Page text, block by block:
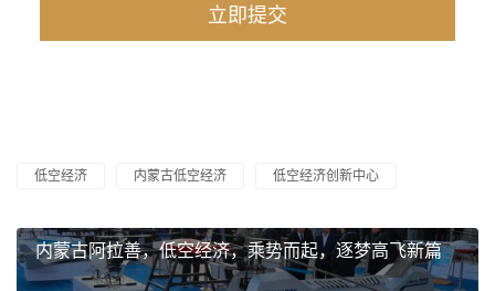
低空经济 内蒙古低空经济 低空经济创新中心
内蒙古阿拉善，低空经济，乘势而起，逐梦高飞新篇